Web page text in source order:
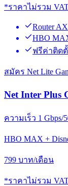
*ราคาไม่รวม
Router
HBO
ฟรีค่าติด
สมัคร Net Lite
Net Inter Plus
ความเร็ว 1 Gbps/
HBO MAX +
799 บาท/เดือน
*ราคาไม่รวม